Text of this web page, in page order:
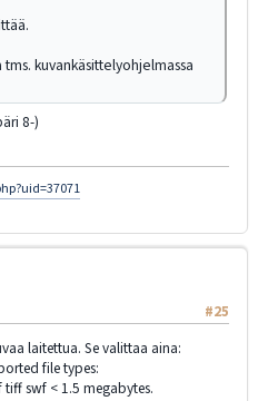
tms. kuvankäsittelyohjelmassa
8-)
#25
laitettua. Se valittaa aina:
file types:
swf < 1.5 megabytes.